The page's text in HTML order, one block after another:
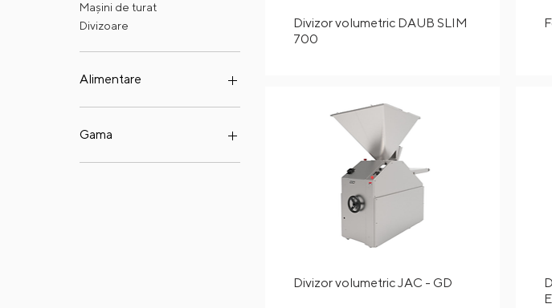
Mașini de turat
Divizoare
Alimentare
Electric
Gama
Premium
Divizor volumetric DAUB SLIM
700
Divizor volumetric JAC - GD